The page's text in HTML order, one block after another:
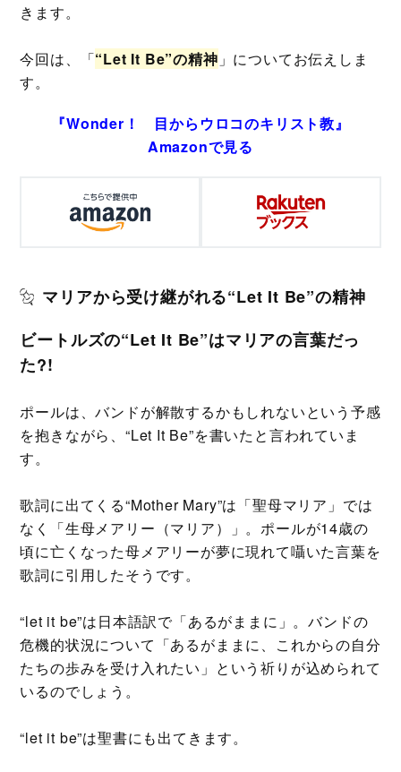
きます。
今回は、「“Let It Be”の精神 」についてお伝えしま
す。
『Wonder！ 目からウロコのキリスト教』
Amazonで見る
マリアから受け継がれる“Let It Be”の精神
ビートルズの“Let It Be”はマリアの言葉だっ
た?!
ポールは、バンドが解散するかもしれないという予感
を抱きながら、“Let It Be”を書いたと言われていま
す。
歌詞に出てくる“Mother Mary”は「聖母マリア」では
なく「生母メアリー（マリア）」。ポールが14歳の
頃に亡くなった母メアリーが夢に現れて囁いた言葉を
歌詞に引用したそうです。
“let it be”は日本語訳で「あるがままに」。バンドの
危機的状況について「あるがままに、これからの自分
たちの歩みを受け入れたい」という祈りが込められて
いるのでしょう。
“let it be”は聖書にも出てきます。